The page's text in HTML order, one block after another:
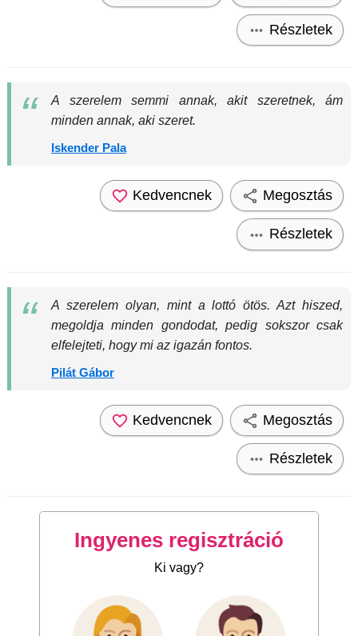
Részletek
A szerelem semmi annak, akit szeretnek, ám
minden annak, aki szeret.
Iskender Pala
Kedvencnek Megosztás
Részletek
A szerelem olyan, mint a lottó ötös. Azt hiszed,
megoldja minden gondodat, pedig sokszor csak
elfelejteti, hogy mi az igazán fontos.
Pilát Gábor
Kedvencnek Megosztás
Részletek
Ingyenes regisztráció
Ki vagy?